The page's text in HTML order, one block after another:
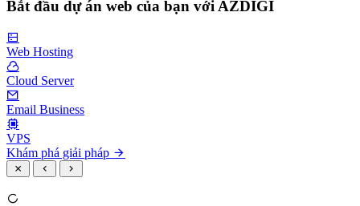
Bắt đầu dự án web của bạn với AZDIGI
Web Hosting
Cloud Server
Email Business
VPS
Khám phá giải pháp